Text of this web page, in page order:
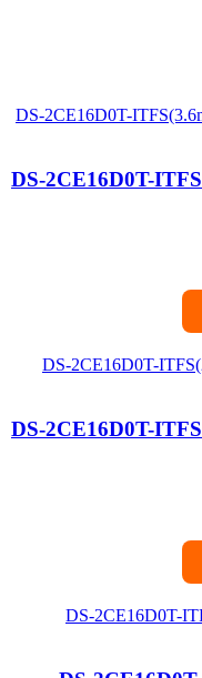
دوربین مداربسته هایک ویژن مدل DS-2CE16D0T-ITFS
دوربین مداربسته هایک ویژن مدل DS-2CE16D0T-ITFS